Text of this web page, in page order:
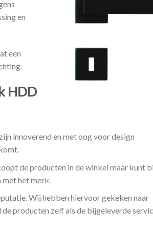
en
een
HDD
innoverend en met oog voor design
de producten in de winkel maar kunt
het merk.
Wij hebben hiervoor gekeken naar
producten zelf als de bijgeleverde